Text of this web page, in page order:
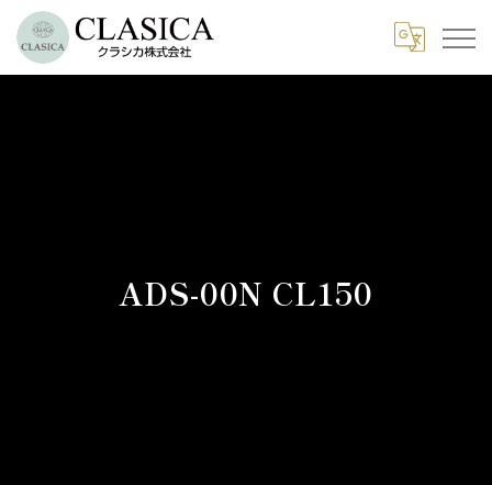
ADS-00N CL150